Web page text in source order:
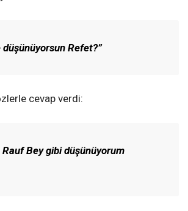
düşünüyorsun Refet?”
cevap verdi:
Rauf Bey gibi düşünüyorum